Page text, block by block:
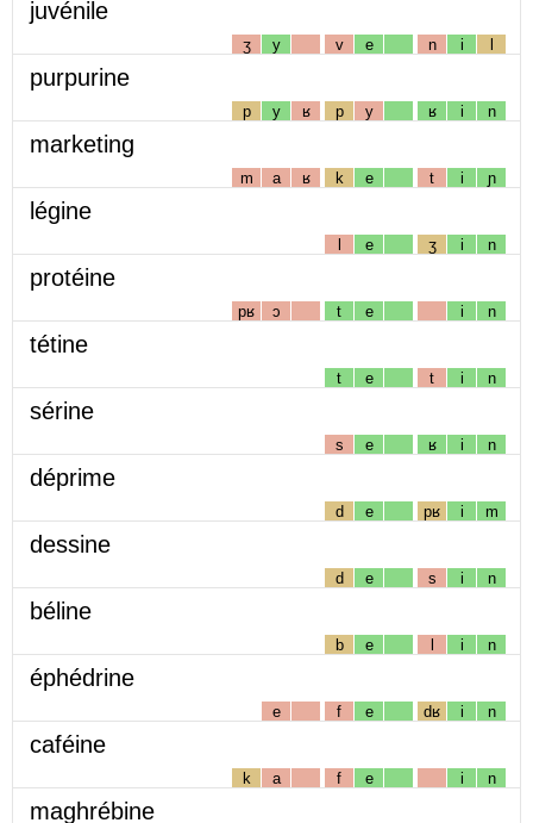
juvénile
ʒ y v e n i l
purpurine
p y ʁ p y ʁ i n
marketing
m a ʁ k e t i ɲ
légine
l e ʒ i n
protéine
pʁ ɔ t e i n
tétine
t e t i n
sérine
s e ʁ i n
déprime
d e pʁ i m
dessine
d e s i n
béline
b e l i n
éphédrine
e f e dʁ i n
caféine
k a f e i n
maghrébine